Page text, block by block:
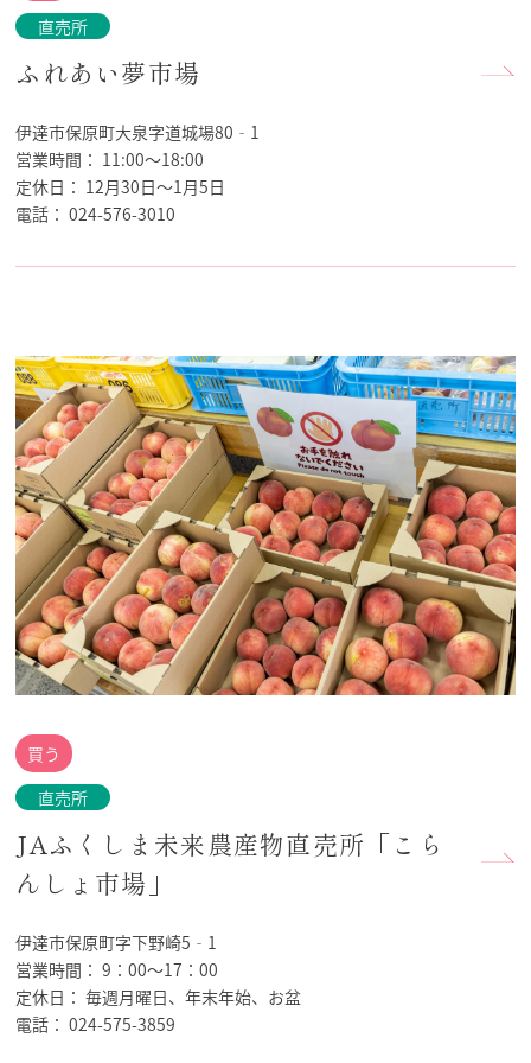
直売所
ふれあい夢市場
伊達市保原町大泉字道城場80‐1
営業時間： 11:00～18:00
定休日： 12月30日～1月5日
電話：024-576-3010
買う
直売所
JAふくしま未来農産物直売所「こら
んしょ市場」
伊達市保原町字下野崎5‐1
営業時間：9：00～17：00
定休日：毎週月曜日、年末年始、お盆
電話：024-575-3859